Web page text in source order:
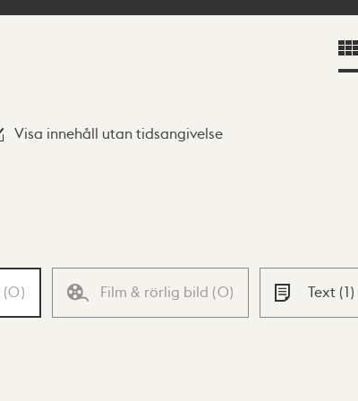
Visa innehåll utan tidsangivelse
(0) Film & rörlig bild (0) Text (1)